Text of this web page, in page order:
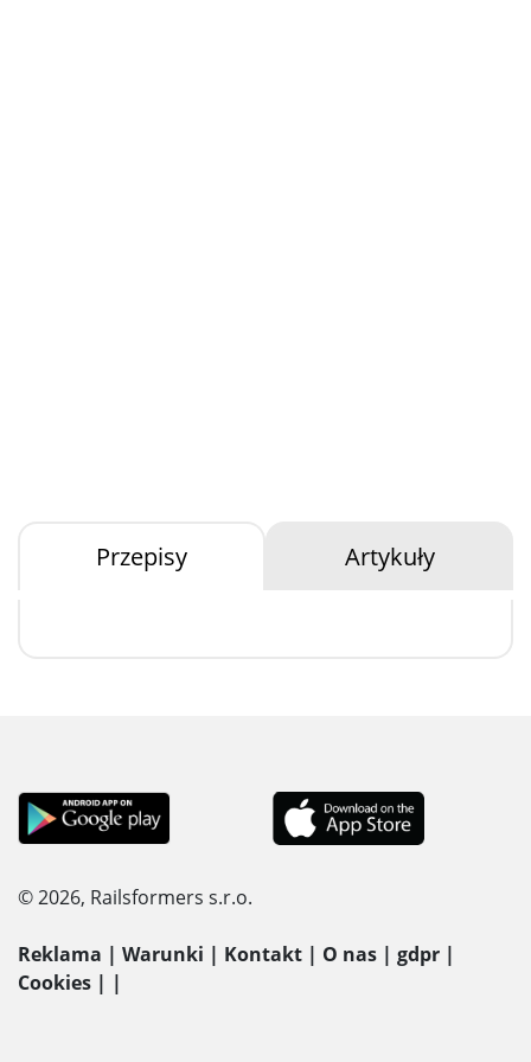
Przepisy Artykuły
© 2026, Railsformers s.r.o.
Reklama | Warunki | Kontakt | O nas | gdpr |
Cookies | |